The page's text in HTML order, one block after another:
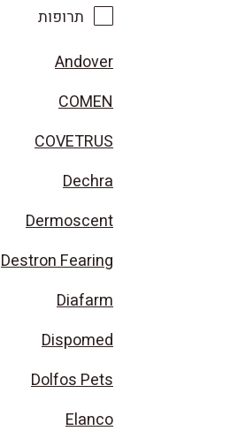
תרופות
Andover
COMEN
COVETRUS
Dechra
Dermoscent
Destron Fearing
Diafarm
Dispomed
Dolfos Pets
Elanco